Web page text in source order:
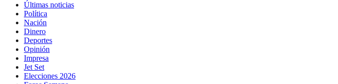
Últimas noticias
Política
Nación
Dinero
Deportes
Opinión
Impresa
Jet Set
Elecciones 2026